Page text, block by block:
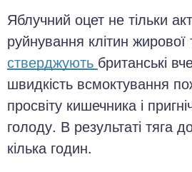
Яблучний оцет не тільки
руйнування клітин
стверджують британські
швидкість всмоктування
просвіту кишечника і
голоду. В результаті тяга
кілька годин.